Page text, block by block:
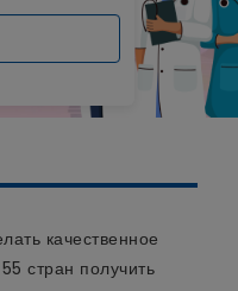
качественное
стран получить